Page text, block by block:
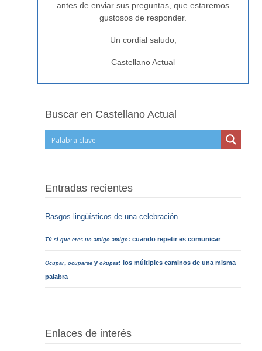
antes de enviar sus preguntas, que estaremos
gustosos de responder.
Un cordial saludo,
Castellano Actual
Buscar en Castellano Actual
Entradas recientes
Rasgos lingüísticos de una celebración
Tú sí que eres un amigo amigo: cuando repetir es comunicar
Ocupar,ocuparse yokupas: los múltiples caminos de una misma
palabra
Enlaces de interés